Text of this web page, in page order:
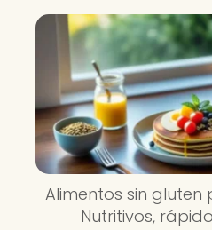
Alimentos sin gluten
Nutritivos,